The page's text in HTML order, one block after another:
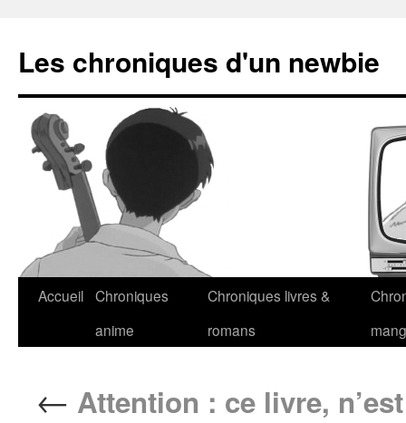
Les chroniques d'un newbie
Accueil Chroniques
anime
Chroniques livres &
romans
← Attention : ce livre,